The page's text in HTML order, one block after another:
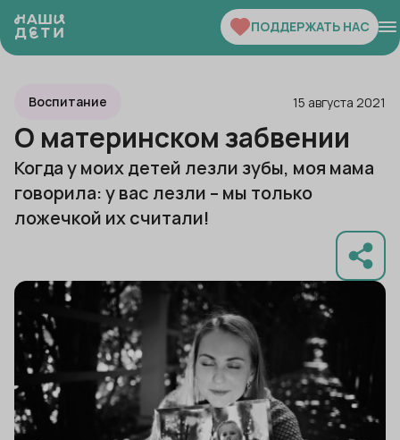
ПОДДЕРЖАТЬ НАС
Воспитание 15 августа 2021
О материнском забвении
Когда у моих детей лезли зубы, моя мама
говорила: у вас лезли – мы только
ложечкой их считали!